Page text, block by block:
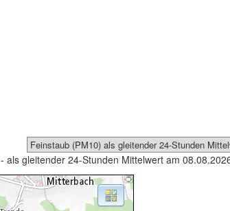
- als gleitender 24-Stunden Mittelwert am